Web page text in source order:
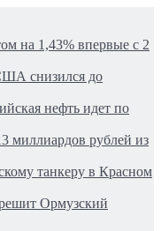
на 1,43% впервые с 2
снизился до
нефть идет по
миллиардов рублей из
танкеру в Красном
Ормузский